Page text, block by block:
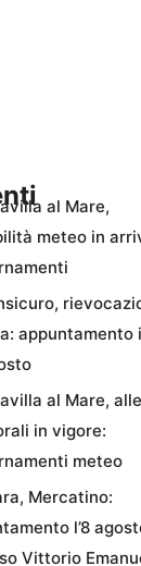
al Mare,
meteo in
appuntamento
al Mare,
in vigore:
meteo
Mercatino:
l’8
Vittorio